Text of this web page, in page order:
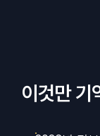
이것만 기